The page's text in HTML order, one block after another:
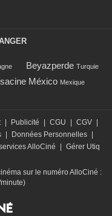
Beyazperde Turquie
México Mexique
Publicité CGU CGV
Données Personnelles
AlloCiné
Gérer Utiq
sur le numéro AlloCiné :